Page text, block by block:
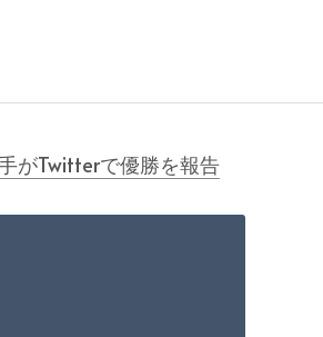
がTwitterで優勝を報告